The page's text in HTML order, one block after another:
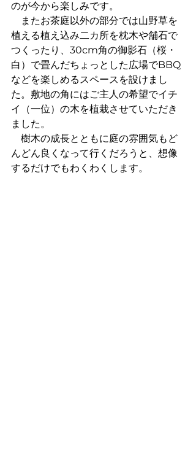
のが今から楽しみです。
またお茶庭以外の部分では山野草を
植える植え込み二カ所を枕木や舗石で
つくったり、30cm角の御影石（桜・
白）で畳んだちょっとした広場でBBQ
などを楽しめるスペースを設けまし
た。敷地の角にはご主人の希望でイチ
イ（一位）の木を植栽させていただき
ました。
樹木の成長とともに庭の雰囲気もど
んどん良くなって行くだろうと、想像
するだけでもわくわくします。